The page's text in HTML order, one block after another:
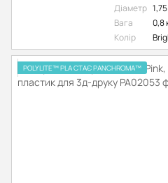
Діаметр
Вага
0,8
Колір
POLYLITE™ PLA СТАЄ PANCHROMA™